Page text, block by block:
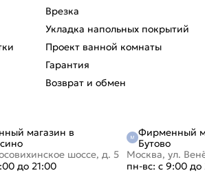
Врезка
Укладка напольных покрытий
Проект ванной комнаты
Гарантия
Возврат и обмен
магазин в
шоссе, д. 5
до 21:00
Фирменный
Бутово
Москва, ул.
пн-вс: с 9:00 до